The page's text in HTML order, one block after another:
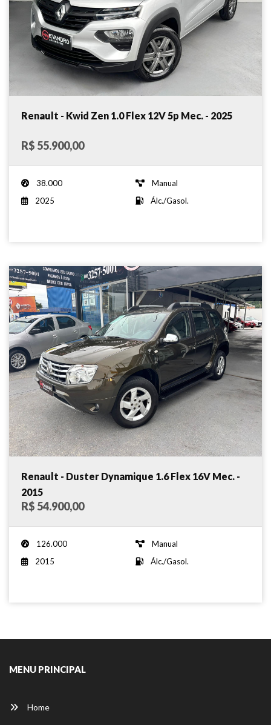
Renault - Kwid Zen 1.0 Flex 12V 5p Mec. - 2025
R$ 55.900,00
38.000
Manual
2025
Álc./Gasol.
Renault - Duster Dynamique 1.6 Flex 16V Mec. -
2015
R$ 54.900,00
126.000
Manual
2015
Álc./Gasol.
MENU PRINCIPAL
Home